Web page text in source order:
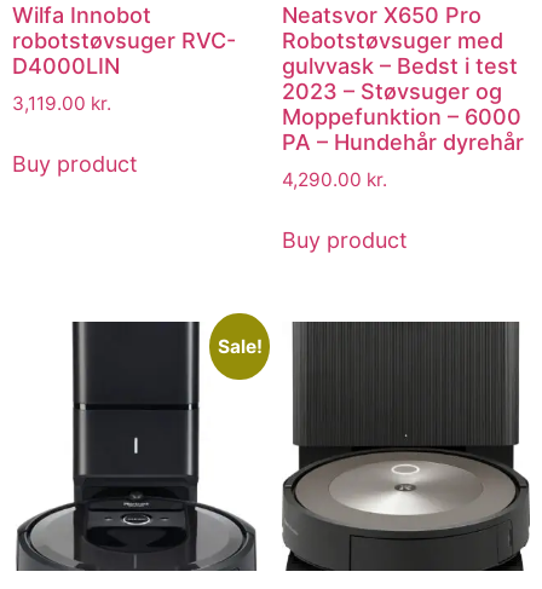
Wilfa Innobot
robotstøvsuger RVC-
D4000LIN
3,119.00 kr.
Buy product
Neatsvor X650 Pro
Robotstøvsuger med
gulvvask – Bedst i test
2023 – Støvsuger og
Moppefunktion – 6000
PA – Hundehår dyrehår
4,290.00 kr.
Buy product
Sale!